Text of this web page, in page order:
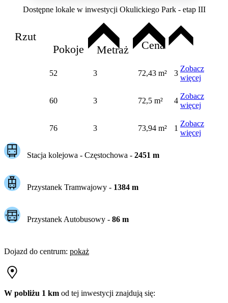
Dostępne lokale w inwestycji Okulickiego Park - etap III
Rzut
Pokoje
Metraż Cena
52 3 72,43 m² 3
Zobacz
więcej
60 3 72,5 m² 4
Zobacz
więcej
76 3 73,94 m² 1
Zobacz
więcej
Stacja kolejowa - Częstochowa - 2451 m
Przystanek Tramwajowy - 1384m
Przystanek Autobusowy - 86m
Dojazd do centrum: pokaż
W pobliżu 1 km od tej inwestycji znajdują się: